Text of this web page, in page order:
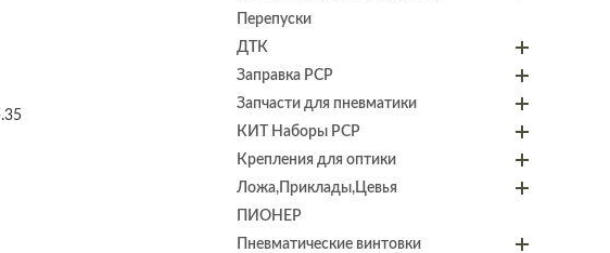
Перепуски
ДТК
Заправка PCP
Запчасти для пневматики
КИТ Наборы PCP
Крепления для оптики
Ложа,Приклады,Цевья
ПИОНЕР
Пневматические винтовки